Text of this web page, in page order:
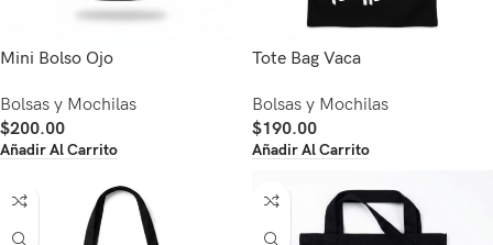
Mini Bolso Ojo
Bolsas y Mochilas
$200.00
Añadir Al Carrito
Tote Bag Vaca
Bolsas y Mochilas
$190.00
Añadir Al Carrito